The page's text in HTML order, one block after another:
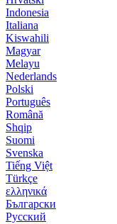
Indonesia
Italiana
Kiswahili
Magyar
Melayu
Nederlands
Polski
Português
Română
Shqip
Suomi
Svenska
Tiếng Việt
Türkçe
ελληνικά
Български
Русский